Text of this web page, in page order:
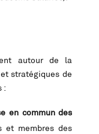
autour de la
stratégiques de
:
en commun des
et membres des